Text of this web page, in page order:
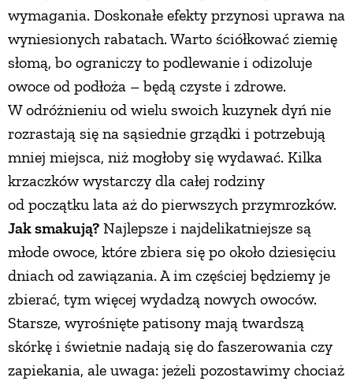
wymagania. Doskonałe efekty przynosi uprawa na
wyniesionych rabatach. Warto ściółkować ziemię
słomą, bo ograniczy to podlewanie i odizoluje
owoce od podłoża – będą czyste i zdrowe.
W odróżnieniu od wielu swoich kuzynek dyń nie
rozrastają się na sąsiednie grządki i potrzebują
mniej miejsca, niż mogłoby się wydawać. Kilka
krzaczków wystarczy dla całej rodziny
od początku lata aż do pierwszych przymrozków.
Jak smakują? Najlepsze i najdelikatniejsze są
młode owoce, które zbiera się po około dziesięciu
dniach od zawiązania. A im częściej będziemy je
zbierać, tym więcej wydadzą nowych owoców.
Starsze, wyrośnięte patisony mają twardszą
skórkę i świetnie nadają się do faszerowania czy
zapiekania, ale uwaga: jeżeli pozostawimy chociaż
ZWIERZĘTA W NATURZE
GRZYBY
RĘKODZIEŁO
RZEMIOSŁO
ZWYCZAJE
ZRÓB TO SAM
PRZEPISY